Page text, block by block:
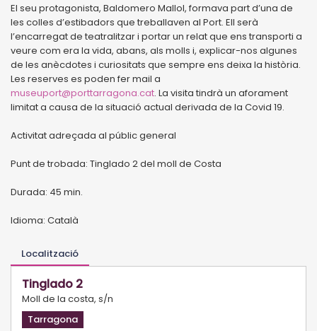
El seu protagonista, Baldomero Mallol, formava part d’una de
les colles d’estibadors que treballaven al Port. Ell serà
l’encarregat de teatralitzar i portar un relat que ens transporti a
veure com era la vida, abans, als molls i, explicar-nos algunes
de les anècdotes i curiositats que sempre ens deixa la història.
Les reserves es poden fer mail a
museuport@porttarragona.cat. La visita tindrà un aforament
limitat a causa de la situació actual derivada de la Covid 19.
Activitat adreçada al públic general
Punt de trobada: Tinglado 2 del moll de Costa
Durada: 45 min.
Idioma: Català
Localització
Tinglado 2
Moll de la costa, s/n
Tarragona